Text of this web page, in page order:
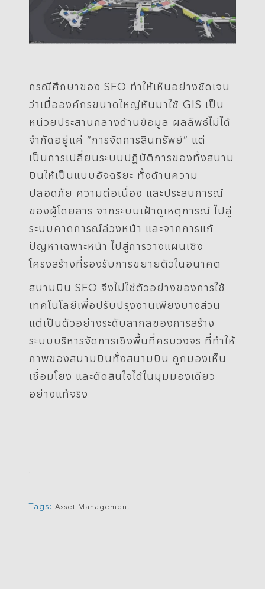
กรณีศึกษาของ SFO ทำให้เห็นอย่างชัดเจน
ว่าเมื่อองค์กรขนาดใหญ่หันมาใช้ GIS เป็น
หน่วยประสานกลางด้านข้อมูล ผลลัพธ์ไม่ได้
จำกัดอยู่แค่ “การจัดการสินทรัพย์” แต่
เป็นการเปลี่ยนระบบปฏิบัติการของทั้งสนาม
บินให้เป็นแบบอัจฉริยะ ทั้งด้านความ
ปลอดภัย ความต่อเนื่อง และประสบการณ์
ของผู้โดยสาร จากระบบเฝ้าดูเหตุการณ์ ไปสู่
ระบบคาดการณ์ล่วงหน้า และจากการแก้
ปัญหาเฉพาะหน้า ไปสู่การวางแผนเชิง
โครงสร้างที่รองรับการขยายตัวในอนาคต
สนามบิน SFO จึงไม่ใช่ตัวอย่างของการใช้
เทคโนโลยีเพื่อปรับปรุงงานเพียงบางส่วน
แต่เป็นตัวอย่างระดับสากลของการสร้าง
ระบบบริหารจัดการเชิงพื้นที่ครบวงจร ที่ทำให้
ภาพของสนามบินทั้งสนามบิน ถูกมองเห็น
เชื่อมโยง และตัดสินใจได้ในมุมมองเดียว
อย่างแท้จริง
.
Tags: Asset Management